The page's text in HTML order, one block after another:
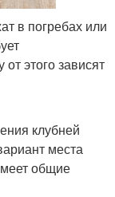
в погребах или
этого зависят
клубней
места
общие